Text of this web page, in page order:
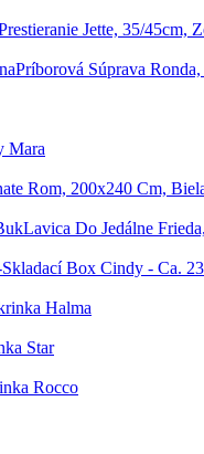
Jette, 35/45cm,
Príborová Súprava
Mara
Lavica Do Jedálne
Skladací Box Cindy - Ca.
Halma
Star
Rocco